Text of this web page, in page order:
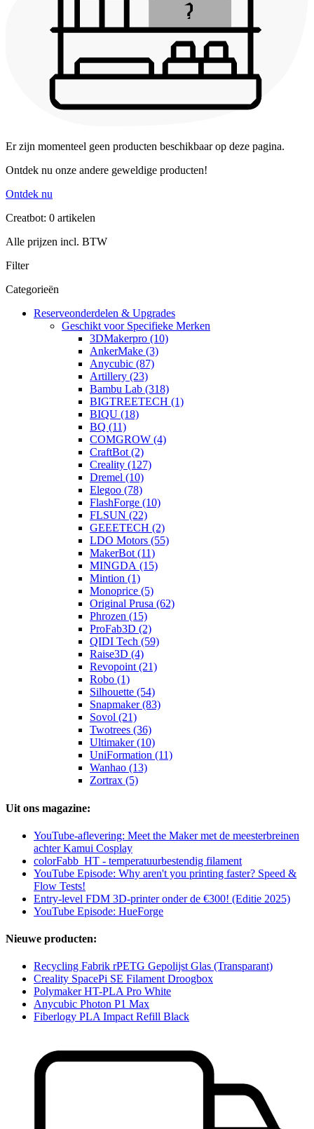
Er zijn momenteel geen producten beschikbaar op deze pagina.
Ontdek nu onze andere geweldige producten!
Ontdek nu
Creatbot: 0 artikelen
Alle prijzen incl. BTW
Filter
Categorieën
Reserveonderdelen & Upgrades
Geschikt voor Specifieke Merken
3DMakerpro (10)
AnkerMake (3)
Anycubic (87)
Artillery (23)
Bambu Lab (318)
BIGTREETECH (1)
BIQU (18)
BQ (11)
COMGROW (4)
CraftBot (2)
Creality (127)
Dremel (10)
Elegoo (78)
FlashForge (10)
FLSUN (22)
GEEETECH (2)
LDO Motors (55)
MakerBot (11)
MINGDA (15)
Mintion (1)
Monoprice (5)
Original Prusa (62)
Phrozen (15)
ProFab3D (2)
QIDI Tech (59)
Raise3D (4)
Revopoint (21)
Robo (1)
Silhouette (54)
Snapmaker (83)
Sovol (21)
Twotrees (36)
Ultimaker (10)
UniFormation (11)
Wanhao (13)
Zortrax (5)
Uit ons magazine:
YouTube-aflevering: Meet the Maker met de meesterbreinen
achter Kamui Cosplay
colorFabb_HT - temperatuurbestendig filament
YouTube Episode: Why aren't you printing faster? Speed &
Flow Tests!
Entry-level FDM 3D-printer onder de €300! (Editie 2025)
YouTube Episode: HueForge
Nieuwe producten:
Recycling Fabrik rPETG Gepolijst Glas (Transparant)
Creality SpacePi SE Filament Droogbox
Polymaker HT-PLA Pro White
Anycubic Photon P1 Max
Fiberlogy PLA Impact Refill Black